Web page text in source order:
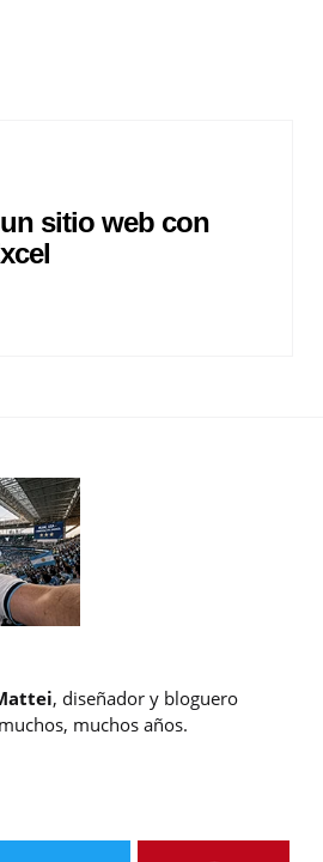
sitio web con
, diseñador y bloguero
muchos años.